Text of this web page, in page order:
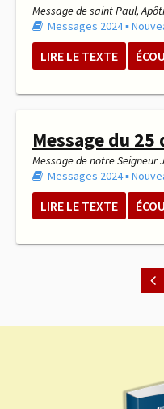
Message de saint Paul,
Messages 2024▪︎
LIRE LE TEXTE
Message du
Message de notre Seigneur
Messages 2024▪︎
LIRE LE TEXTE